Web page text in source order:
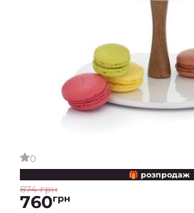
0
🎁 розпродаж
874 грн
760грн